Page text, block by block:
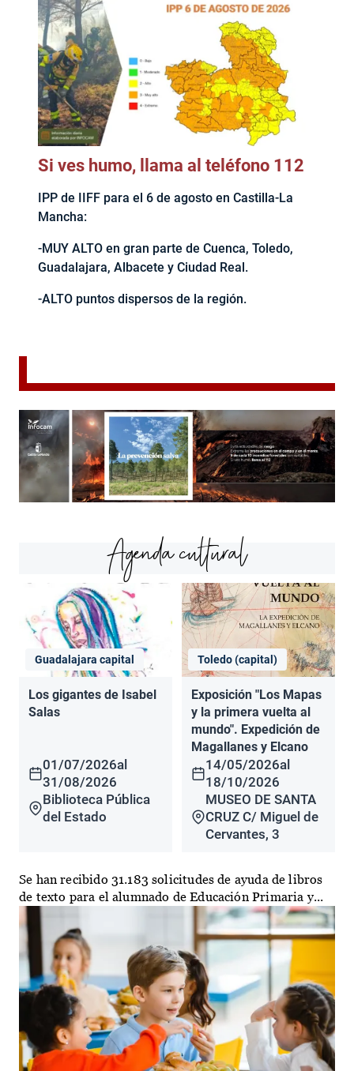
Si ves humo, llama al teléfono 112
IPP de IIFF para el 6 de agosto en Castilla-La
Mancha:
-MUY ALTO en gran parte de Cuenca, Toledo,
Guadalajara, Albacete y Ciudad Real.
-ALTO puntos dispersos de la región.
Agenda cultural
Guadalajara capital
Los gigantes de Isabel
Salas
01/07/2026al
31/08/2026
Biblioteca Pública
del Estado
Toledo (capital)
Exposición "Los Mapas
y la primera vuelta al
mundo". Expedición de
Magallanes y Elcano
14/05/2026al
18/10/2026
MUSEO DE SANTA
CRUZ C/ Miguel de
Cervantes, 3
Se han recibido 31.183 solicitudes de ayuda de libros
de texto para el alumnado de Educación Primaria y...